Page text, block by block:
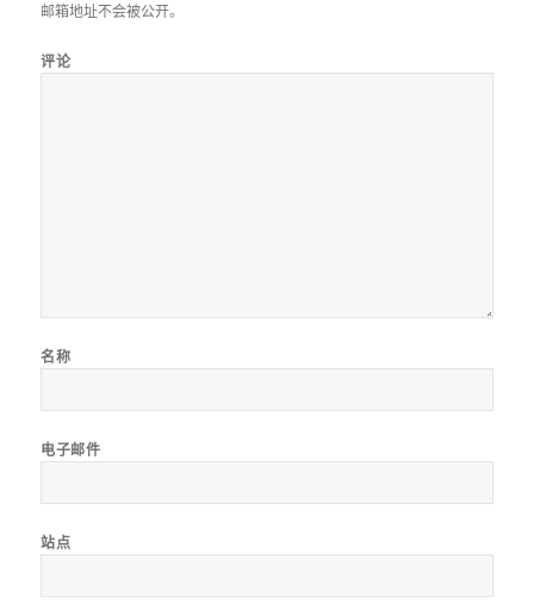
邮箱地址不会被公开。
评论
名称
电子邮件
站点